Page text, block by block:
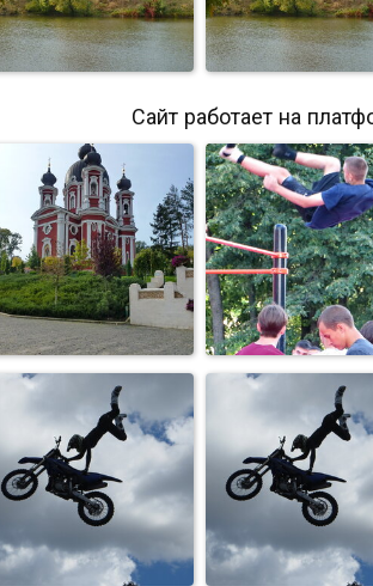
Чудо барочной
архитектуры
Без названия
Сайт работает на
Чудо барочной
архитектуры
Полет над
головами